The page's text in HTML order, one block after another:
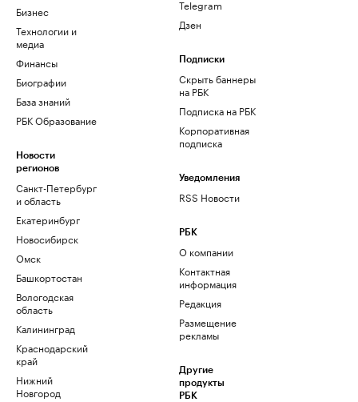
Бизнес
Технологии и
медиа
Финансы
Биографии
База знаний
РБК Образование
Новости
регионов
Санкт-Петербург
и область
Екатеринбург
Новосибирск
Омск
Башкортостан
Вологодская
область
Калининград
Краснодарский
край
Нижний
Новгород
Telegram
Дзен
Подписки
Скрыть баннеры
на РБК
Подписка на РБК
Корпоративная
подписка
Уведомления
RSS Новости
РБК
О компании
Контактная
информация
Редакция
Размещение
рекламы
Другие
продукты
РБК